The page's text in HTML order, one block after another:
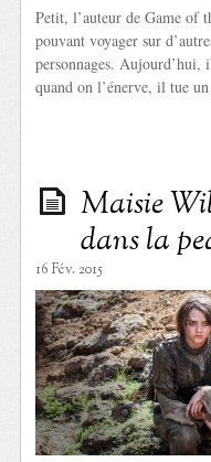
Petit, l’auteur de Game of
pouvant voyager sur
personnages.
quand on l’énerve, il tue
Maisie
dans la
16 Fév. 2015